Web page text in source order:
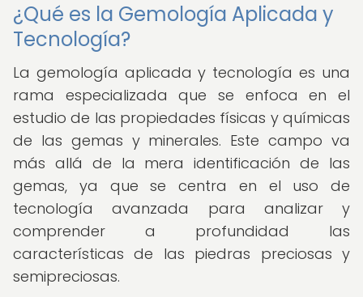
¿Qué es la Gemología Aplicada y
Tecnología?
La gemología aplicada y tecnología es una
rama especializada que se enfoca en el
estudio de las propiedades físicas y químicas
de las gemas y minerales. Este campo va
más allá de la mera identificación de las
gemas, ya que se centra en el uso de
tecnología avanzada para analizar y
comprender a profundidad las
características de las piedras preciosas y
semipreciosas.